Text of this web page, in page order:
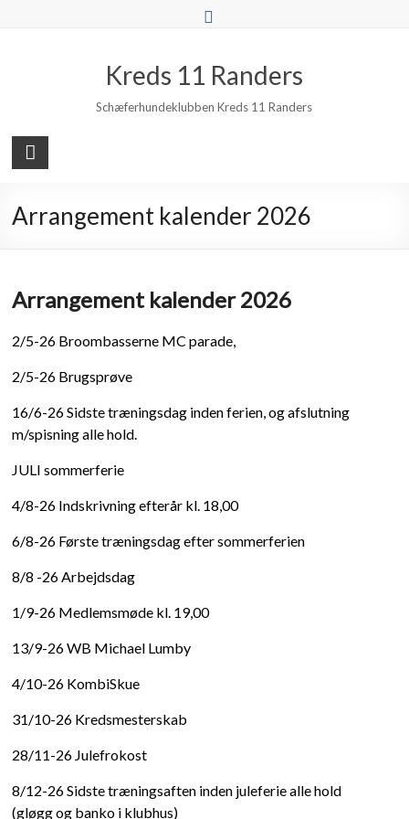
Kreds 11 Randers
Schæferhundeklubben Kreds 11 Randers
Arrangement kalender 2026
Arrangement kalender 2026
2/5-26 Broombasserne MC parade,
2/5-26 Brugsprøve
16/6-26 Sidste træningsdag inden ferien, og afslutning
m/spisning alle hold.
JULI sommerferie
4/8-26 Indskrivning efterår kl. 18,00
6/8-26 Første træningsdag efter sommerferien
8/8 -26 Arbejdsdag
1/9-26 Medlemsmøde kl. 19,00
13/9-26 WB Michael Lumby
4/10-26 KombiSkue
31/10-26 Kredsmesterskab
28/11-26 Julefrokost
8/12-26 Sidste træningsaften inden juleferie alle hold
(gløgg og banko i klubhus)